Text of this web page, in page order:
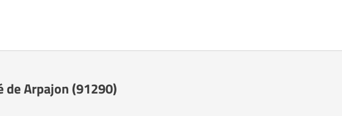
Arpajon (91290)